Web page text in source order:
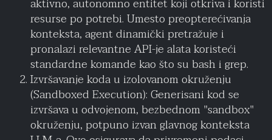
aktivno, autonomno entitet koji otkriva i koristi
resurse po potrebi. Umesto preopterećivanja
konteksta, agent dinamički pretražuje i
pronalazi relevantne API-je alata koristeći
standardne komande kao što su bash i grep.
Izvršavanje koda u izolovanom okruženju
(Sandboxed Execution): Generisani kod se
izvršava u odvojenom, bezbednom "sandbox"
okruženju, potpuno izvan glavnog konteksta